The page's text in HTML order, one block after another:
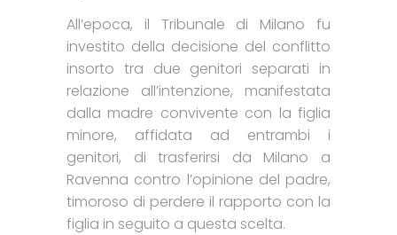
All’epoca, il Tribunale di Milano fu
investito della decisione del conflitto
insorto tra due genitori separati in
relazione all’intenzione, manifestata
dalla madre convivente con la figlia
minore, affidata ad entrambi i
genitori, di trasferirsi da Milano a
Ravenna contro l’opinione del padre,
timoroso di perdere il rapporto con la
figlia in seguito a questa scelta.